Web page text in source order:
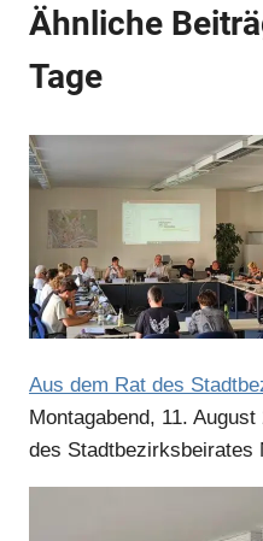
Ähnliche
Tage
Aus dem Rat des
Montagabend, 11.
des